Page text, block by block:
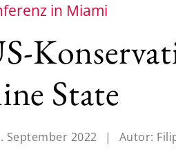
in Miami
State
September 2022 | Autor: